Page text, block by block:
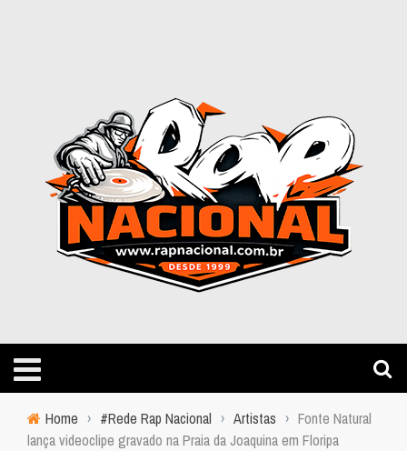
Home › #Rede Rap Nacional › Artistas › Fonte Natural
lança videoclipe gravado na Praia da Joaquina em Floripa